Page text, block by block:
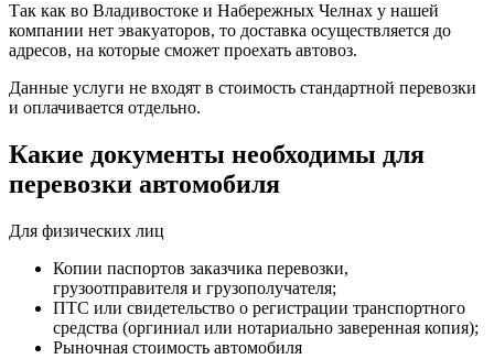
Так как во Владивостоке и Набережных Челнах у нашей
компании нет эвакуаторов, то доставка осуществляется до
адресов, на которые сможет проехать автовоз.
Данные услуги не входят в стоимость стандартной перевозки
и оплачивается отдельно.
Какие документы необходимы для
перевозки автомобиля
Для физических лиц
Копии паспортов заказчика перевозки,
грузоотправителя и грузополучателя;
ПТС или свидетельство о регистрации транспортного
средства (оргиниал или нотариально заверенная копия);
Рыночная стоимость автомобиля